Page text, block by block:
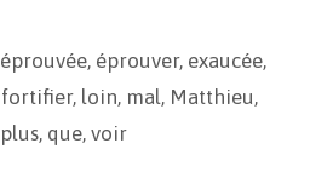
éprouvée, éprouver, exaucée,
fortifier, loin, mal, Matthieu,
plus, que, voir